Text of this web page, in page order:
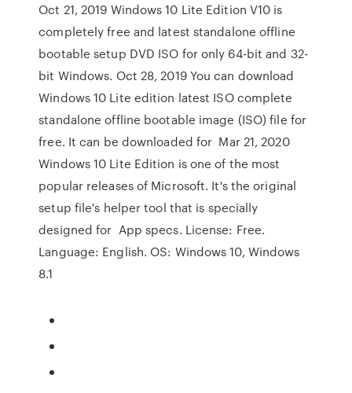
Oct 21, 2019 Windows 10 Lite Edition V10 is
completely free and latest standalone offline
bootable setup DVD ISO for only 64-bit and 32-
bit Windows. Oct 28, 2019 You can download
Windows 10 Lite edition latest ISO complete
standalone offline bootable image (ISO) file for
free. It can be downloaded for Mar 21, 2020
Windows 10 Lite Edition is one of the most
popular releases of Microsoft. It's the original
setup file's helper tool that is specially
designed for App specs. License: Free.
Language: English. OS: Windows 10, Windows
8.1